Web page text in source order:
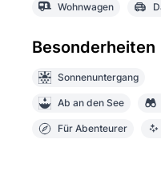
Wohnwagen
Besonderheiten
Sonnenuntergang
Ab an den See
Für Abenteurer